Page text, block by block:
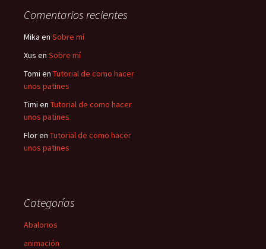
Comentarios recientes
Mika en Sobre mí
Xus en Sobre mí
Tomi en Tutorial de como hacer
unos patines
Timi en Tutorial de como hacer
unos patines
Floren Tutorial de como hacer
unos patines
Categorías
Abalorios
animación